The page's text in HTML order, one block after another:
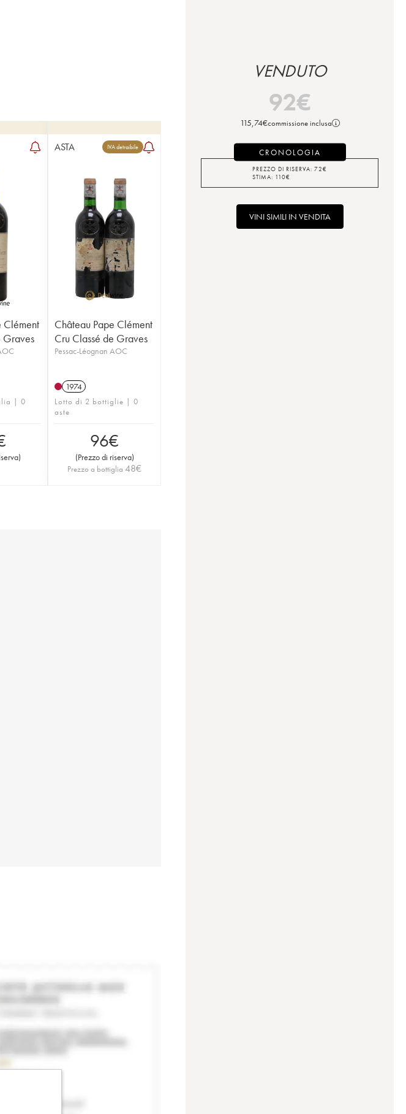
Clément
Graves
| 0
)
ASTA IVA detraibile
Château Pape Clément
Cru Classé de Graves
Pessac-Léognan AOC
1974
Lotto di 2 bottiglie | 0
aste
96€
(Prezzo di riserva)
Prezzo a bottiglia 48€
VENDUTO
92€
115,74€commissione inclusa
CRONOLOGIA
PREZZO DI RISERVA: 72€
STIMA: 110€
VINI SIMILI IN VENDITA